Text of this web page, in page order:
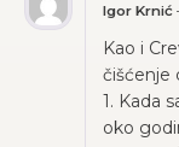
Igor Krnić
Kao i
čišćenje
1. Kada
oko